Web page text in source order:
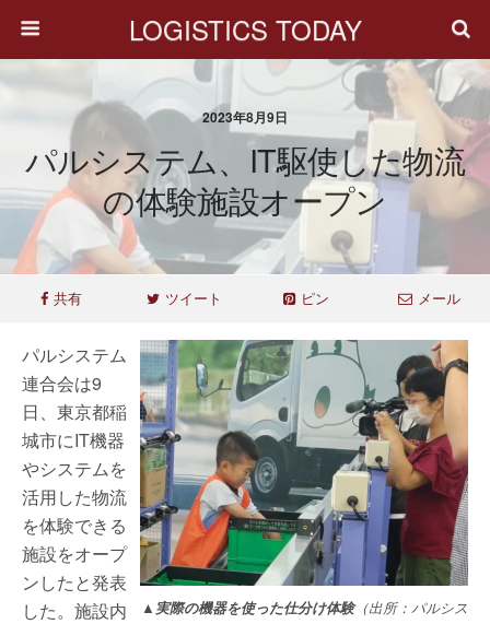
LOGISTICS TODAY
2023年8月9日
パルシステム、IT駆使した物流
の体験施設オープン
共有 ツイート ピン メール
▲実際の機器を使った仕分け体験（出所：パルシス
パルシステム
連合会は9
日、東京都稲
城市にIT機器
やシステムを
活用した物流
を体験できる
施設をオープ
ンしたと発表
した。施設内